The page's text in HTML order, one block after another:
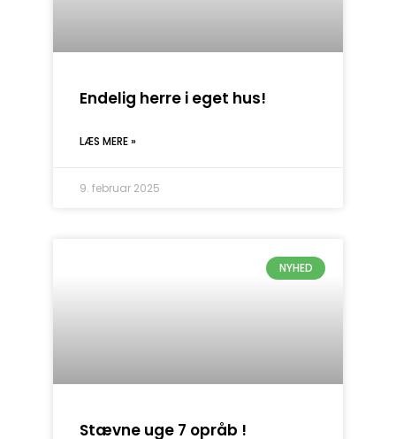
Endelig herre i eget hus!
LÆS MERE »
9. februar 2025
NYHED
Stævne uge 7 opråb !